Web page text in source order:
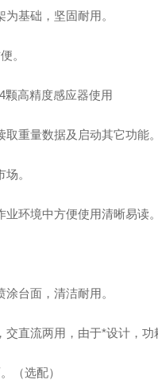
基础，坚固耐用。
。
颗高精度感应器使用
重量数据及启动其它功能。
。
环境中方便使用清晰易读。
台面，清洁耐用。
直流两用，由于*设计，功
（选配）